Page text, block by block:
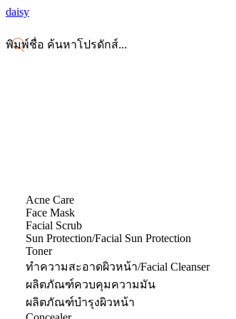
daisy
Acne Care
Face Mask
Facial Scrub
Sun Protection/Facial Sun Protection
Toner
ทำความสะอาดผิวหน้า/Facial Cleanser
ผลิตภัณฑ์ควบคุมความมัน
ผลิตภัณฑ์บำรุงผิวหน้า